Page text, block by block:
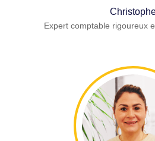
Expert comptable rigoureux